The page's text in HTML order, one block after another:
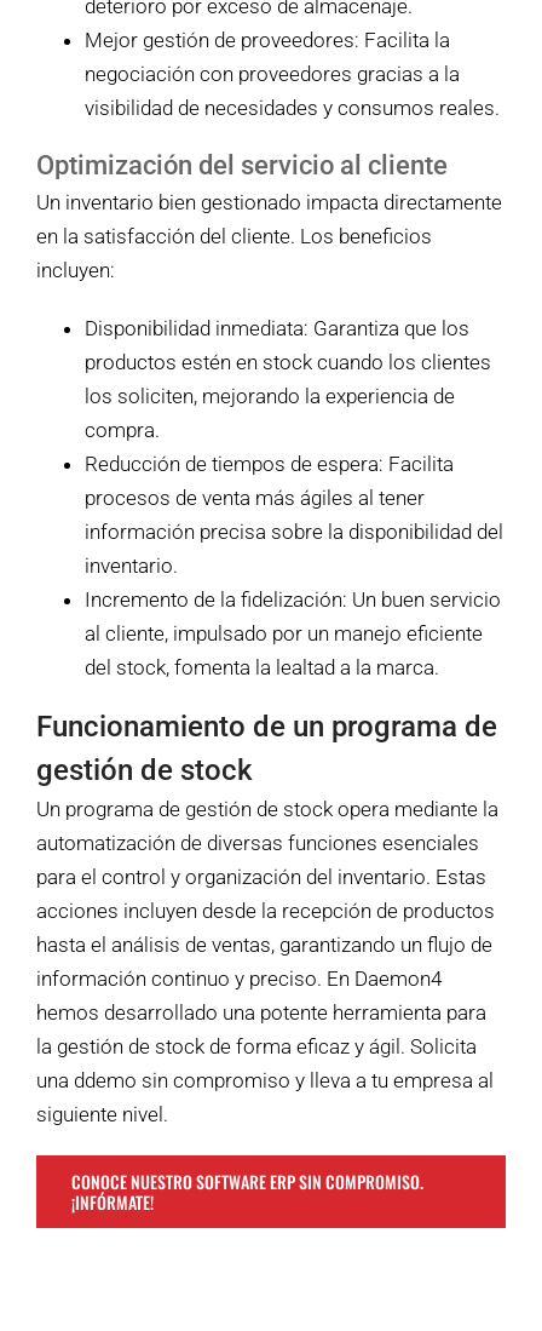
deterioro por exceso de almacenaje.
Mejor gestión de proveedores: Facilita la
negociación con proveedores gracias a la
visibilidad de necesidades y consumos reales.
Optimización del servicio al cliente
Un inventario bien gestionado impacta directamente
en la satisfacción del cliente. Los beneficios
incluyen:
Disponibilidad inmediata: Garantiza que los
productos estén en stock cuando los clientes
los soliciten, mejorando la experiencia de
compra.
Reducción de tiempos de espera: Facilita
procesos de venta más ágiles al tener
información precisa sobre la disponibilidad del
inventario.
Incremento de la fidelización: Un buen servicio
al cliente, impulsado por un manejo eficiente
del stock, fomenta la lealtad a la marca.
Funcionamiento de un programa de
gestión de stock
Un programa de gestión de stock opera mediante la
automatización de diversas funciones esenciales
para el control y organización del inventario. Estas
acciones incluyen desde la recepción de productos
hasta el análisis de ventas, garantizando un flujo de
información continuo y preciso. En Daemon4
hemos desarrollado una potente herramienta para
la gestión de stock de forma eficaz y ágil. Solicita
una ddemo sin compromiso y lleva a tu empresa al
siguiente nivel.
CONOCE NUESTRO SOFTWARE ERP SIN COMPROMISO.
¡INFÓRMATE!